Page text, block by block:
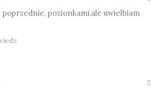
poprzednie, pozionkami,ale uwielbiam